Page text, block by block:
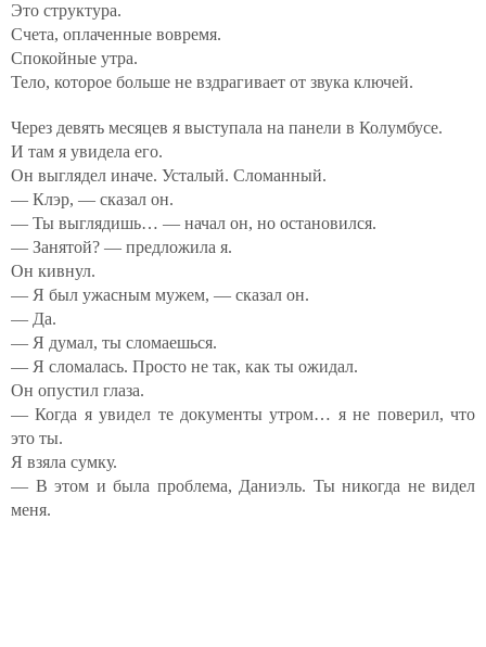
Это структура.
Счета, оплаченные вовремя.
Спокойные утра.
Тело, которое больше не вздрагивает от звука ключей.
Через девять месяцев я выступала на панели в Колумбусе.
И там я увидела его.
Он выглядел иначе. Усталый. Сломанный.
— Клэр, — сказал он.
— Ты выглядишь… — начал он, но остановился.
— Занятой? — предложила я.
Он кивнул.
— Я был ужасным мужем, — сказал он.
— Да.
— Я думал, ты сломаешься.
— Я сломалась. Просто не так, как ты ожидал.
Он опустил глаза.
— Когда я увидел те документы утром… я не поверил, что
это ты.
Я взяла сумку.
— В этом и была проблема, Даниэль. Ты никогда не видел
меня.